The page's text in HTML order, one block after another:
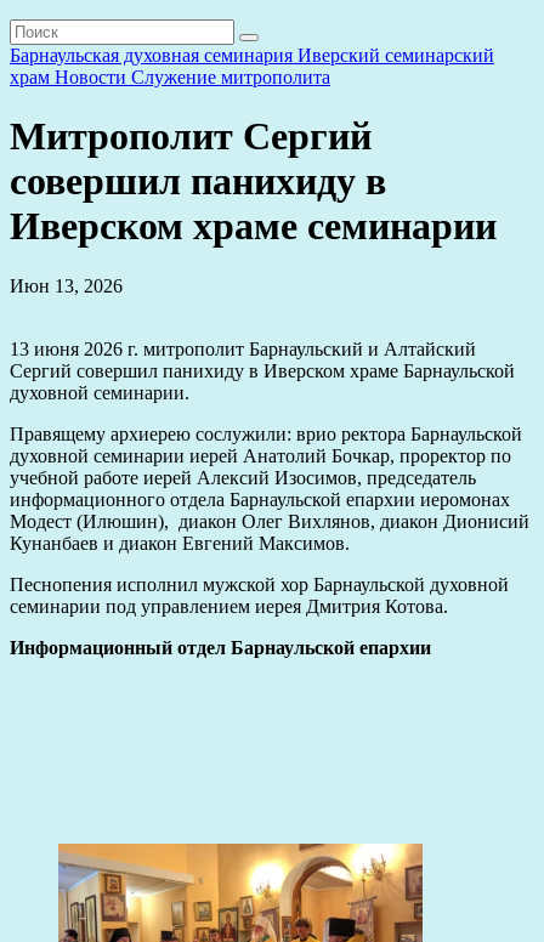
Барнаульская духовная семинария Иверский семинарский
храм Новости Служение митрополита
Митрополит Сергий
совершил панихиду в
Иверском храме семинарии
Июн 13, 2026
13 июня 2026 г. митрополит Барнаульский и Алтайский
Сергий совершил панихиду в Иверском храме Барнаульской
духовной семинарии.
Правящему архиерею сослужили: врио ректора Барнаульской
духовной семинарии иерей Анатолий Бочкар, проректор по
учебной работе иерей Алексий Изосимов, председатель
информационного отдела Барнаульской епархии иеромонах
Модест (Илюшин), диакон Олег Вихлянов, диакон Дионисий
Кунанбаев и диакон Евгений Максимов.
Песнопения исполнил мужской хор Барнаульской духовной
семинарии под управлением иерея Дмитрия Котова.
Информационный отдел Барнаульской епархии